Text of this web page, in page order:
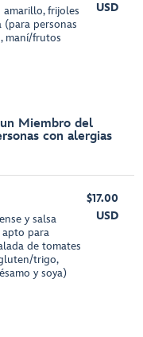
frijoles
(para personas
maní/frutos
USD
Miembro del
con alergias
y salsa
para
de tomates
trigo,
y soya)
$17.00
USD